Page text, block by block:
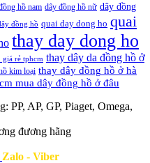
hồ nam dây đồng hồ nữ dây đồng
đồng hồ quai day dong ho quai
thay day dong ho
giá rẻ tphcm thay dây da đồng hồ ở
kim loại thay dây đồng hồ ở hà
mua dây đồng hồ ở đâu
PP, AP, GP, Piaget, Omega,
đương hãng
Zalo - Viber